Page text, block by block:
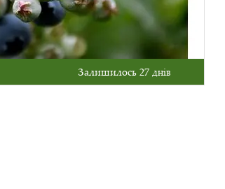
Залишилось 27 днів